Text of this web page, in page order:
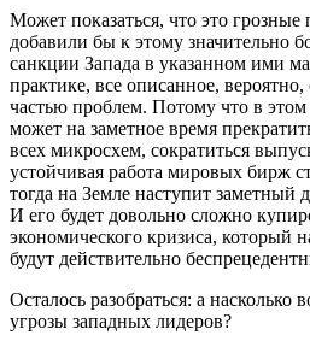
Может показаться, что это
добавили бы к этому значительно
санкции Запада в указанном ими
практике, все описанное,
частью проблем. Потому что в этом
может на заметное время
всех микросхем, сократиться
устойчивая работа мировых бирж
тогда на Земле наступит заметный
И его будет довольно сложно
экономического кризиса, который
будут действительно
Осталось разобраться: а насколько
угрозы западных лидеров?